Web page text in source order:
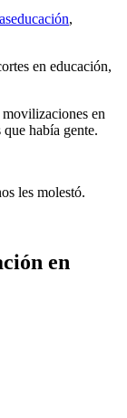
educación,
en educación,
en
había gente.
les molestó.
en